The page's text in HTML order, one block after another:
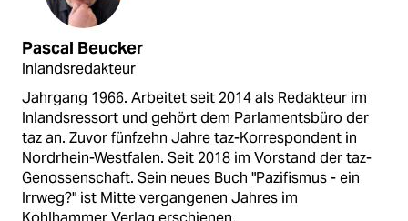
Pascal Beucker
Inlandsredakteur
Jahrgang 1966. Arbeitet seit 2014 als Redakteur im
Inlandsressort und gehört dem Parlamentsbüro der
taz an. Zuvor fünfzehn Jahre taz-Korrespondent in
Nordrhein-Westfalen. Seit 2018 im Vorstand der taz-
Genossenschaft. Sein neues Buch "Pazifismus - ein
Irrweg?" ist Mitte vergangenen Jahres im